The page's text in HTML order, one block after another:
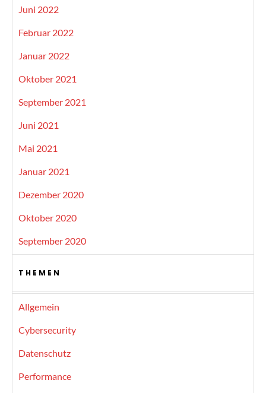
Juni 2022
Februar 2022
Januar 2022
Oktober 2021
September 2021
Juni 2021
Mai 2021
Januar 2021
Dezember 2020
Oktober 2020
September 2020
THEMEN
Allgemein
Cybersecurity
Datenschutz
Performance